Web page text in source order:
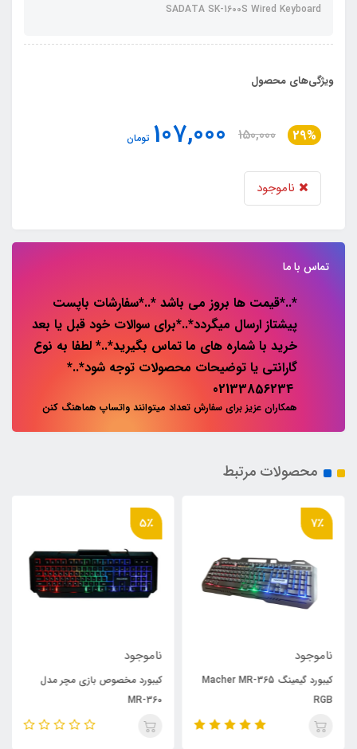
SADATA SK-1600S Wired Keyboard
ویژگی‌های محصول
29%
150,000
107,000 تومان
ناموجود
تماس با ما
*..*قیمت ها بروز می باشد *..*سفارشات باپست
پیشتاز ارسال میگردد*..*برای سوالات خود قبل یا بعد
خرید با شماره های ما تماس بگیرید*..* لطفا به نوع
گارانتی یا توضیحات محصولات توجه شود*..*
همکاران عزیز برای سفارش تعداد میتوانند واتساپ هماهنگ کنن
محصولات مرتبط
7٪
ناموجود
کیبورد گیمینگ Macher MR-365
RGB
5٪
ناموجود
کیبورد مخصوص بازی مچر مدل
MR-360